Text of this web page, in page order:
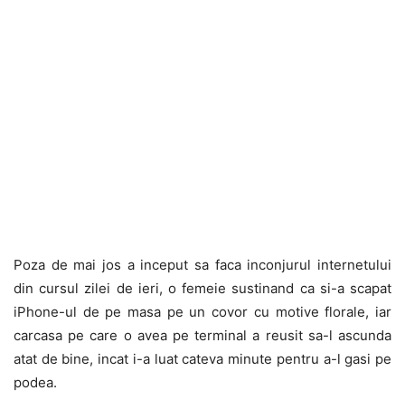
Poza de mai jos a inceput sa faca inconjurul internetului
din cursul zilei de ieri, o femeie sustinand ca si-a scapat
iPhone-ul de pe masa pe un covor cu motive florale, iar
carcasa pe care o avea pe terminal a reusit sa-l ascunda
atat de bine, incat i-a luat cateva minute pentru a-l gasi pe
podea.